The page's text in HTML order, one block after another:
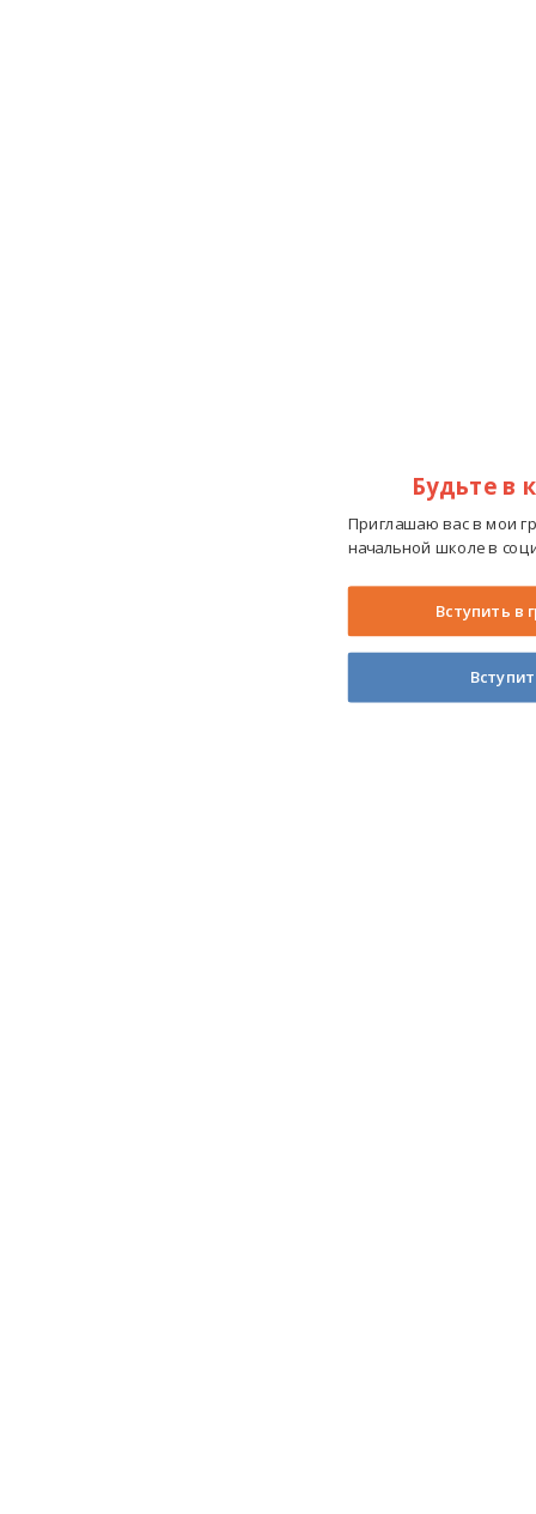
Будьте в
Приглашаю вас в мои
начальной школе в
Вступить в